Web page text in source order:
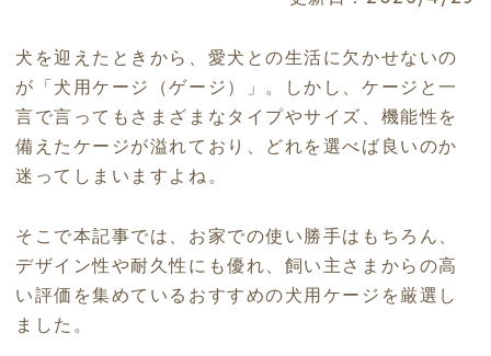
犬を迎えたときから、愛犬との生活に欠かせないの
が「犬用ケージ（ゲージ）」。しかし、ケージと一
言で言ってもさまざまなタイプやサイズ、機能性を
備えたケージが溢れており、どれを選べば良いのか
迷ってしまいますよね。
そこで本記事では、お家での使い勝手はもちろん、
デザイン性や耐久性にも優れ、飼い主さまからの高
い評価を集めているおすすめの犬用ケージを厳選し
ました。